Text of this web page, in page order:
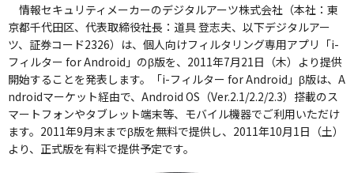
情報セキュリティメーカーのデジタルアーツ株式会社（本社：東
京都千代田区、代表取締役社長：道具 登志夫、以下デジタルアー
ツ、証券コード2326）は、個人向けフィルタリング専用アプリ「i-
フィルター for Android」のβ版を、2011年7月21日（木）より提供
開始することを発表します。「i-フィルター for Android」β版は、A
ndroidマーケット経由で、Android OS（Ver.2.1/2.2/2.3）搭載のス
マートフォンやタブレット端末等、モバイル機器でご利用いただけ
ます。2011年9月末までβ版を無料で提供し、2011年10月1日（土）
より、正式版を有料で提供予定です。